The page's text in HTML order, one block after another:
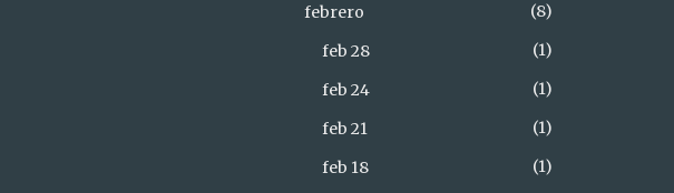
febrero
8
feb 28
1
feb 24
1
feb 21
1
feb 18
1